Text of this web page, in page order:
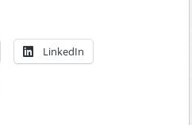
LinkedIn